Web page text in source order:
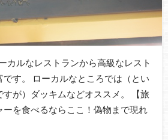
カルなレストランから高級なレスト
す。 ローカルなところでは（とい
すが）ダッキムなどオススメ。 【旅
を食べるならここ！偽物まで現れ